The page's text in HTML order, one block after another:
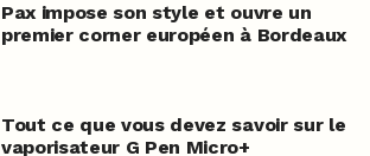
Pax impose son style et ouvre un
premier corner européen à Bordeaux
Tout ce que vous devez savoir sur le
vaporisateur G Pen Micro+